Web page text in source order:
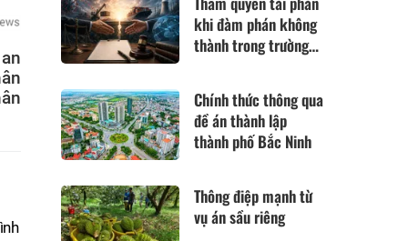
khi đàm phán không
thành trong trường
đổi cơ bản theo Điều
420 Bộ luật Dân sự
năm 2015
Chính thức thông qua
đề án thành lập
thành phố Bắc Ninh
Thông điệp mạnh từ
vụ án sầu riêng